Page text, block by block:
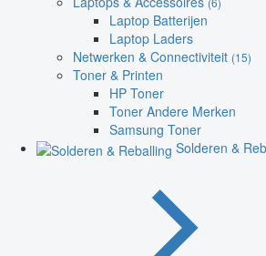
Laptop Batterijen
Laptop Laders
Netwerken & Connectiviteit (15)
Toner & Printen
HP Toner
Toner Andere Merken
Samsung Toner
Solderen &